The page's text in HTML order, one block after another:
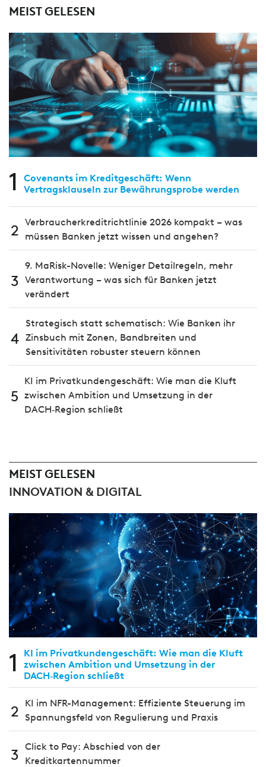
MEIST GELESEN
1
Covenants im Kreditgeschäft: Wenn
Vertragsklauseln zur Bewährungsprobe werden
2 Verbraucherkreditrichtlinie 2026 kompakt – was
müssen Banken jetzt wissen und angehen?
3
9. MaRisk-Novelle: Weniger Detailregeln, mehr
Verantwortung – was sich für Banken jetzt
verändert
4
Strategisch statt schematisch: Wie Banken ihr
Zinsbuch mit Zonen, Bandbreiten und
Sensitivitäten robuster steuern können
5
KI im Privatkundengeschäft: Wie man die Kluft
zwischen Ambition und Umsetzung in der
DACH‑Region schließt
MEIST GELESEN
INNOVATION & DIGITAL
1
KI im Privatkundengeschäft: Wie man die Kluft
zwischen Ambition und Umsetzung in der
DACH‑Region schließt
2
KI im NFR-Management: Effiziente Steuerung im
Spannungsfeld von Regulierung und Praxis
3 Click to Pay: Abschied von der
Kreditkartennummer